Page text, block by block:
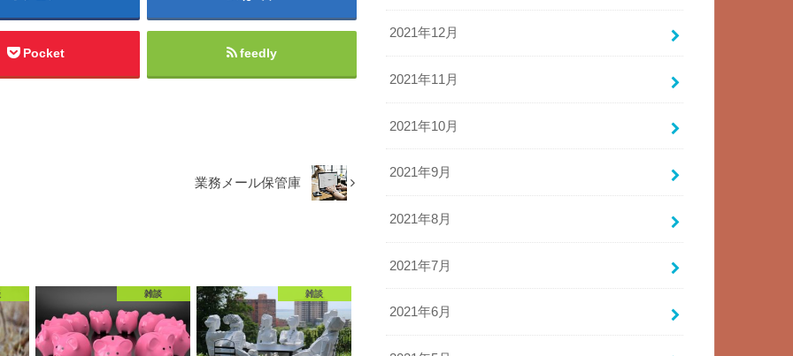
Pocket feedly
業務メール保管庫
雑談 雑談
2021年12月
2021年11月
2021年10月
2021年9月
2021年8月
2021年7月
2021年6月